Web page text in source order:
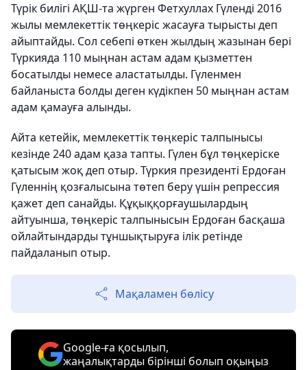
Түрік билігі АҚШ-та жүрген Фетхуллах Гүленді 2016
жылы мемлекеттік төңкеріс жасауға тырысты деп
айыптайды. Сол себепі өткен жылдың жазынан бері
Түркияда 110 мыңнан астам адам қызметтен
босатылды немесе аластатылды. Гүленмен
байланыста болды деген күдікпен 50 мыңнан астам
адам қамауға алынды.
Айта кетейік, мемлекеттік төңкеріс талпынысы
кезінде 240 адам қаза тапты. Гүлен бұл төңкеріске
қатысым жоқ деп отыр. Түркия президенті Ердоған
Гүленнің қозғалысына төтеп беру үшін репрессия
қажет деп санайды. Құқыққорғаушылардың
айтуынша, төңкеріс талпынысын Ердоған басқаша
ойлайтындарды тұншықтыруға ілік ретінде
пайдаланып отыр.
Мақаламен бөлісу
Google-ға қосылып,
жаңалықтарды бірінші болып оқыңыз